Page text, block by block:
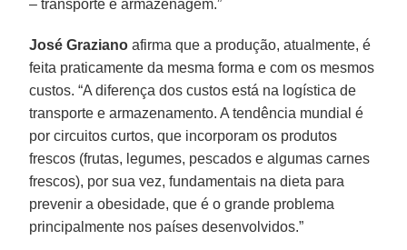
– transporte e armazenagem.”
José Graziano afirma que a produção, atualmente, é
feita praticamente da mesma forma e com os mesmos
custos. “A diferença dos custos está na logística de
transporte e armazenamento. A tendência mundial é
por circuitos curtos, que incorporam os produtos
frescos (frutas, legumes, pescados e algumas carnes
frescos), por sua vez, fundamentais na dieta para
prevenir a obesidade, que é o grande problema
principalmente nos países desenvolvidos.”